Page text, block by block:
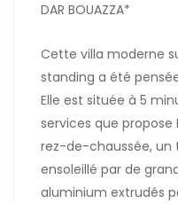
DAR BOUAZZA*
Cette villa moderne
standing a été
Elle est située à 5
services que propose
rez-de-chaussée, un
ensoleillé par de
aluminium extrudés